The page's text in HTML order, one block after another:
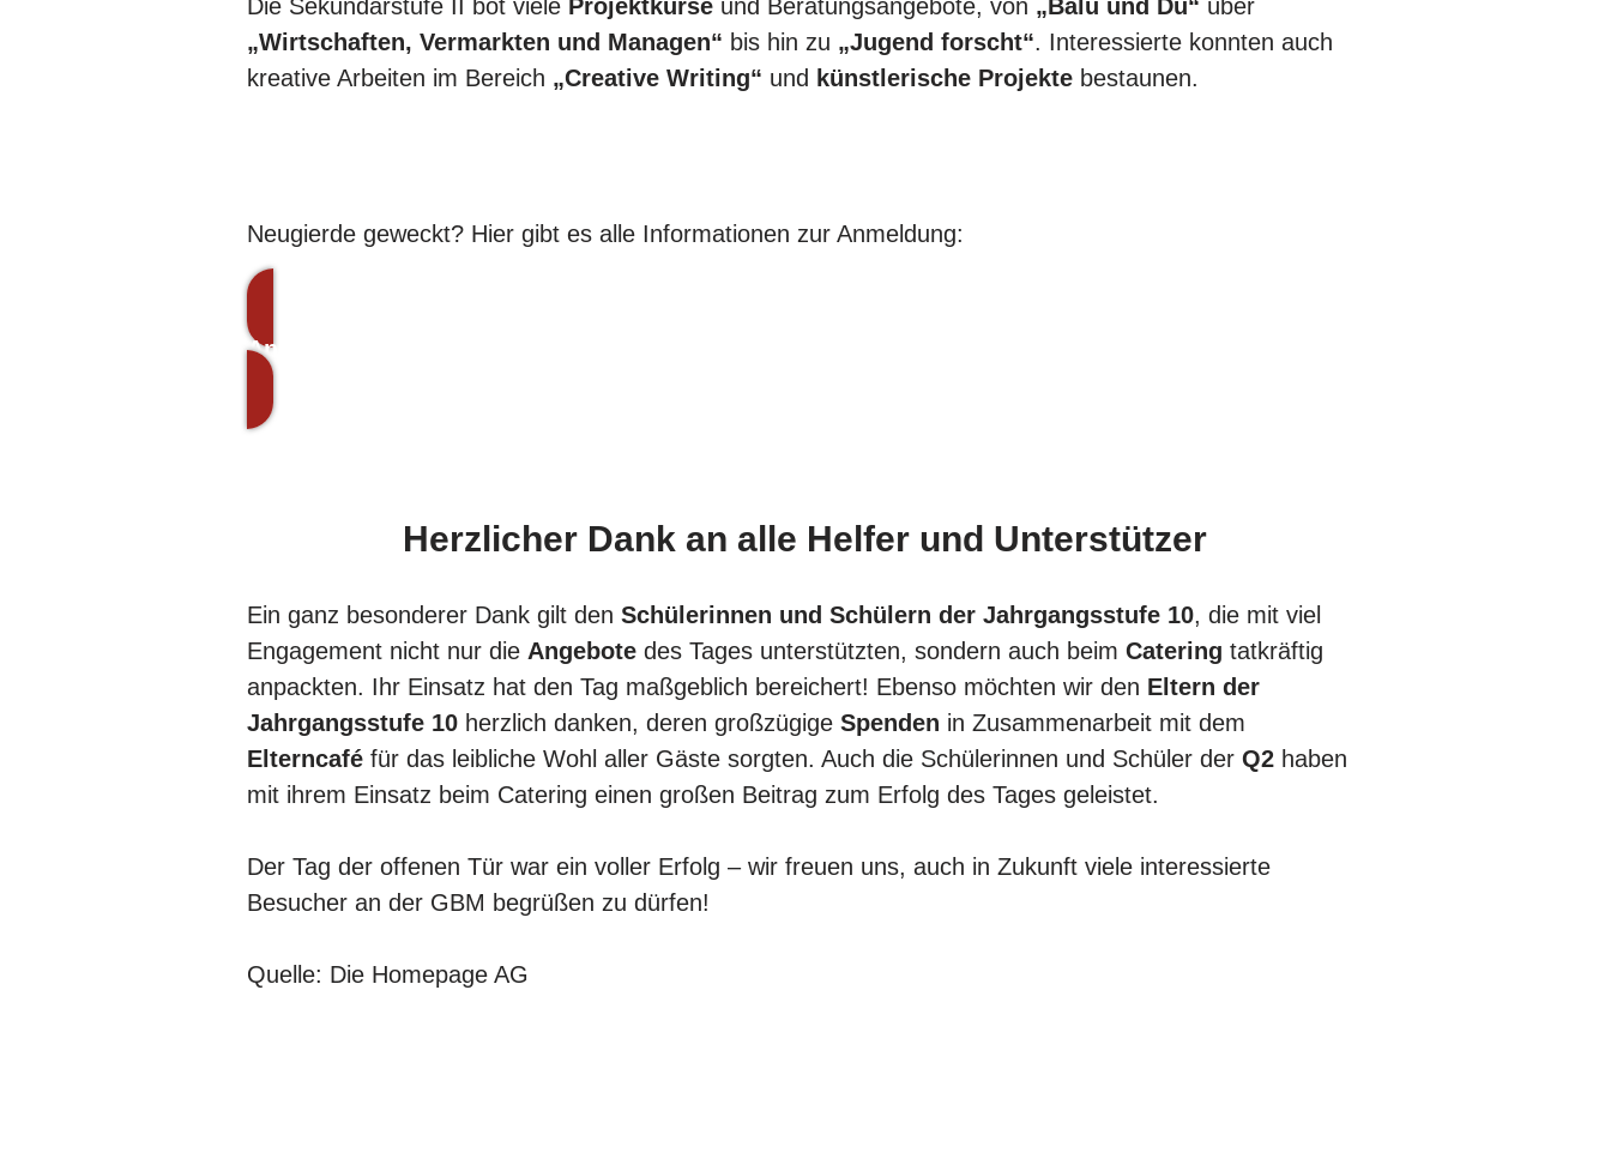
Die Sekundarstufe II bot viele Projektkurse und Beratungsangebote, von „Balu und Du“ über
„Wirtschaften, Vermarkten und Managen“ bis hin zu „Jugend forscht“. Interessierte konnten auch
kreative Arbeiten im Bereich „Creative Writing“ und künstlerische Projekte bestaunen.
Neugierde geweckt? Hier gibt es alle Informationen zur Anmeldung:
Anmeldung
Herzlicher Dank an alle Helfer und Unterstützer
Ein ganz besonderer Dank gilt denSchülerinnen und Schülern der Jahrgangsstufe 10, die mit viel
Engagement nicht nur die Angebote des Tages unterstützten, sondern auch beimCatering tatkräftig
anpackten. Ihr Einsatz hat den Tag maßgeblich bereichert! Ebenso möchten wir den Eltern der
Jahrgangsstufe 10 herzlich danken, deren großzügigeSpenden in Zusammenarbeit mit dem
Elterncafé für das leibliche Wohl aller Gäste sorgten. Auch die Schülerinnen und Schüler derQ2 haben
mit ihrem Einsatz beim Catering einen großen Beitrag zum Erfolg des Tages geleistet.
Der Tag der offenen Tür war ein voller Erfolg – wir freuen uns, auch in Zukunft viele interessierte
Besucher an der GBM begrüßen zu dürfen!
Quelle: Die Homepage AG